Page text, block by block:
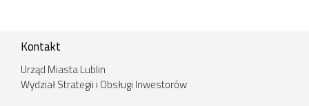
Kontakt
Urząd Miasta Lublin
Wydział Strategii i Obsługi Inwestorów